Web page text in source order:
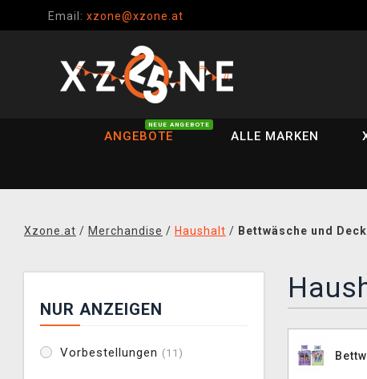
Email: xzone@xzone.at
ANGEBOTE
NEUE ANGEBOTE
ALLE MARKEN
Xzone.at / Merchandise / Haushalt / Bettwäsche und
NUR ANZEIGEN
Vorbestellungen (11)